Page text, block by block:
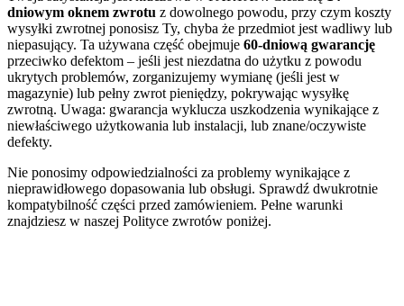
dniowym oknem zwrotu z dowolnego powodu, przy czym koszty
wysyłki zwrotnej ponosisz Ty, chyba że przedmiot jest wadliwy lub
niepasujący. Ta używana część obejmuje 60-dniową gwarancję
przeciwko defektom – jeśli jest niezdatna do użytku z powodu
ukrytych problemów, zorganizujemy wymianę (jeśli jest w
magazynie) lub pełny zwrot pieniędzy, pokrywając wysyłkę
zwrotną. Uwaga: gwarancja wyklucza uszkodzenia wynikające z
niewłaściwego użytkowania lub instalacji, lub znane/oczywiste
defekty.
Nie ponosimy odpowiedzialności za problemy wynikające z
nieprawidłowego dopasowania lub obsługi. Sprawdź dwukrotnie
kompatybilność części przed zamówieniem. Pełne warunki
znajdziesz w naszej Polityce zwrotów poniżej.